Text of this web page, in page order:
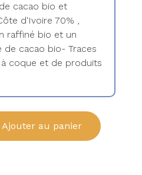
cacao bio et
d'Ivoire 70% ,
raffiné bio et un
cacao bio- Traces
coque et de produits
Ajouter au panier